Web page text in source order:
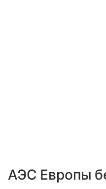
АЭС Европы